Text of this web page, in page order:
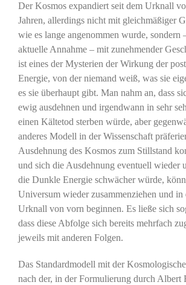
Der Kosmos expandiert seit dem Urknall
Jahren, allerdings nicht mit gleichmäßiger
wie es lange angenommen wurde, sondern
aktuelle Annahme – mit zunehmender
ist eines der Mysterien der Wirkung der
Energie, von der niemand weiß, was sie
es sie überhaupt gibt. Man nahm an, dass
ewig ausdehnen und irgendwann in sehr
einen Kältetod sterben würde, aber
anderes Modell in der Wissenschaft
Ausdehnung des Kosmos zum Stillstand
und sich die Ausdehnung eventuell wieder
die Dunkle Energie schwächer würde,
Universum wieder zusammenziehen und in
Urknall von vorn beginnen. Es ließe sich
dass diese Abfolge sich bereits mehrfach
jeweils mit anderen Folgen.
Das Standardmodell mit der
nach der, in der Formulierung durch Albert